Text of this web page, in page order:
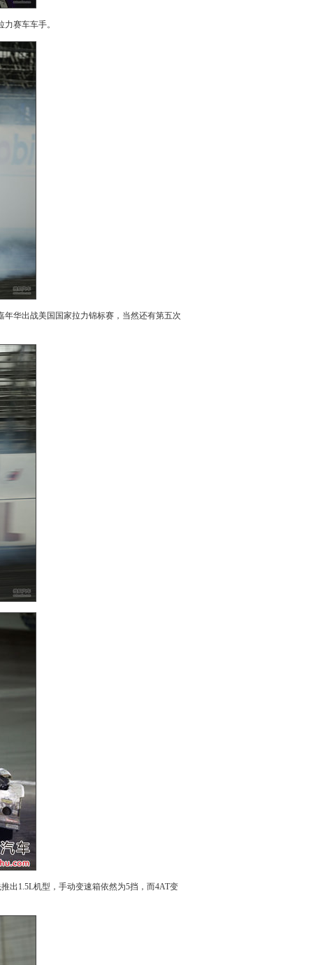
赛车车手。
华出战美国国家拉力锦标赛，当然还有第五次
1.5L机型，手动变速箱依然为5挡，而4AT变